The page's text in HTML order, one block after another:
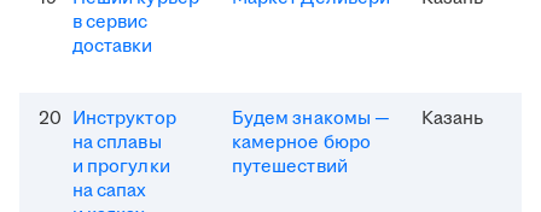
в сервис
доставки
20 Инструктор
на сплавы
и прогулки
на сапах
Будем знакомы —
камерное бюро
путешествий
Казань